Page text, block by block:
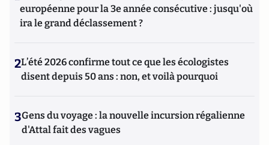
européenne pour la 3e année consécutive : jusqu'où
ira le grand déclassement ?
2L’été 2026 confirme tout ce que les écologistes
disent depuis 50 ans : non, et voilà pourquoi
3Gens du voyage : la nouvelle incursion régalienne
d'Attal fait des vagues